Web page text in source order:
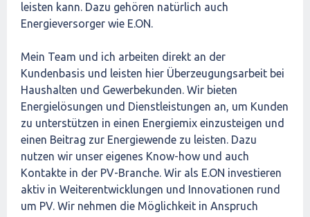
leisten kann. Dazu gehören natürlich auch
Energieversorger wie E.ON.
Mein Team und ich arbeiten direkt an der
Kundenbasis und leisten hier Überzeugungsarbeit bei
Haushalten und Gewerbekunden. Wir bieten
Energielösungen und Dienstleistungen an, um Kunden
zu unterstützen in einen Energiemix einzusteigen und
einen Beitrag zur Energiewende zu leisten. Dazu
nutzen wir unser eigenes Know-how und auch
Kontakte in der PV-Branche. Wir als E.ON investieren
aktiv in Weiterentwicklungen und Innovationen rund
um PV. Wir nehmen die Möglichkeit in Anspruch